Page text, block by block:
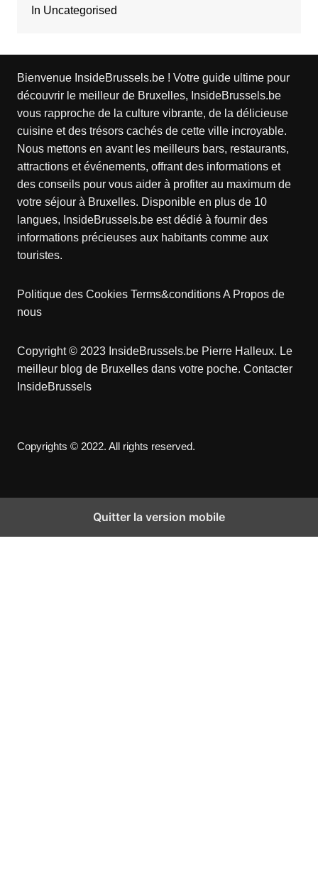
In Uncategorised
Bienvenue InsideBrussels.be ! Votre guide ultime pour
découvrir le meilleur de Bruxelles, InsideBrussels.be
vous rapproche de la culture vibrante, de la délicieuse
cuisine et des trésors cachés de cette ville incroyable.
Nous mettons en avant les meilleurs bars, restaurants,
attractions et événements, offrant des informations et
des conseils pour vous aider à profiter au maximum de
votre séjour à Bruxelles. Disponible en plus de 10
langues, InsideBrussels.be est dédié à fournir des
informations précieuses aux habitants comme aux
touristes.
Politique des Cookies Terms&conditionsA Propos de
nous
Copyright © 2023 InsideBrussels.be Pierre Halleux. Le
meilleur blog de Bruxelles dans votre poche. Contacter
InsideBrussels
Copyrights © 2022. All rights reserved.
Quitter la version mobile